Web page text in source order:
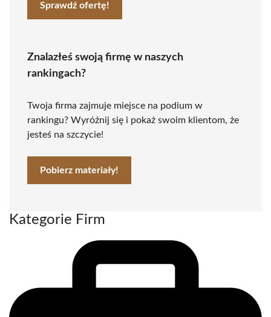
Sprawdź ofertę!
Znalazłeś swoją firmę w naszych
rankingach?
Twoja firma zajmuje miejsce na podium w
rankingu? Wyróżnij się i pokaż swoim klientom, że
jesteś na szczycie!
Pobierz materiały!
Kategorie Firm